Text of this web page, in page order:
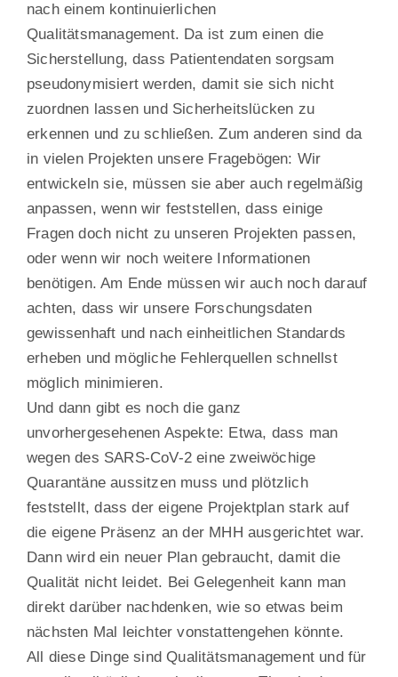
nach einem kontinuierlichen
Qualitätsmanagement. Da ist zum einen die
Sicherstellung, dass Patientendaten sorgsam
pseudonymisiert werden, damit sie sich nicht
zuordnen lassen und Sicherheitslücken zu
erkennen und zu schließen. Zum anderen sind da
in vielen Projekten unsere Fragebögen: Wir
entwickeln sie, müssen sie aber auch regelmäßig
anpassen, wenn wir feststellen, dass einige
Fragen doch nicht zu unseren Projekten passen,
oder wenn wir noch weitere Informationen
benötigen. Am Ende müssen wir auch noch darauf
achten, dass wir unsere Forschungsdaten
gewissenhaft und nach einheitlichen Standards
erheben und mögliche Fehlerquellen schnellst
möglich minimieren.
Und dann gibt es noch die ganz
unvorhergesehenen Aspekte: Etwa, dass man
wegen des SARS-CoV-2 eine zweiwöchige
Quarantäne aussitzen muss und plötzlich
feststellt, dass der eigene Projektplan stark auf
die eigene Präsenz an der MHH ausgerichtet war.
Dann wird ein neuer Plan gebraucht, damit die
Qualität nicht leidet. Bei Gelegenheit kann man
direkt darüber nachdenken, wie so etwas beim
nächsten Mal leichter vonstattengehen könnte.
All diese Dinge sind Qualitätsmanagement und für